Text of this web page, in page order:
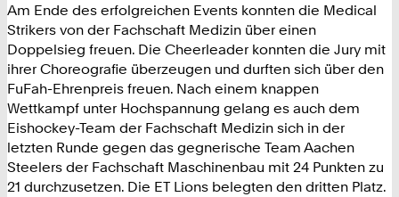
Am Ende des erfolgreichen Events konnten die Medical
Strikers von der Fachschaft Medizin über einen
Doppelsieg freuen. Die Cheerleader konnten die Jury mit
ihrer Choreografie überzeugen und durften sich über den
FuFah-Ehrenpreis freuen. Nach einem knappen
Wettkampf unter Hochspannung gelang es auch dem
Eishockey-Team der Fachschaft Medizin sich in der
letzten Runde gegen das gegnerische Team Aachen
Steelers der Fachschaft Maschinenbau mit 24 Punkten zu
21 durchzusetzen. Die ET Lions belegten den dritten Platz.